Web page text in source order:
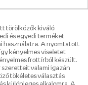
törölközők kiváló
és egyedi terméket
használatra. A nyomtatott
kényelmes viseletet
frottírból készült.
szeretteit valami igazán
tökéletes választás
különleges alkalomra. A